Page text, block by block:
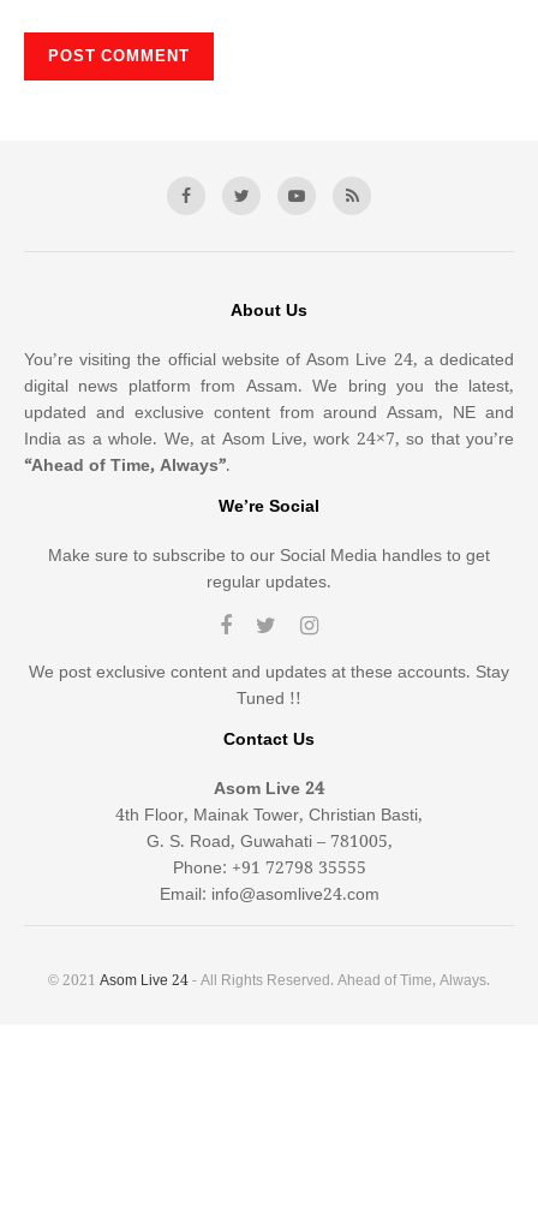
About Us
You’re visiting the official website of Asom Live 24, a dedicated
digital news platform from Assam. We bring you the latest,
updated and exclusive content from around Assam, NE and
India as a whole. We, at Asom Live, work 24×7, so that you’re
“Ahead of Time, Always”.
We’re Social
Make sure to subscribe to our Social Media handles to get
regular updates.
We post exclusive content and updates at these accounts. Stay
Tuned !!
Contact Us
Asom Live 24
4th Floor, Mainak Tower, Christian Basti,
G. S. Road, Guwahati – 781005,
Phone: +91 72798 35555
Email: info@asomlive24.com
© 2021 Asom Live 24- All Rights Reserved. Ahead of Time, Always.